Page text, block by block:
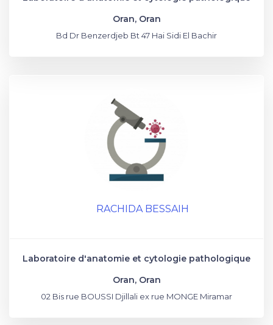
Oran, Oran
Bd Dr Benzerdjeb Bt 47 Hai Sidi El Bachir
RACHIDA BESSAIH
Laboratoire d'anatomie et cytologie pathologique
Oran, Oran
02 Bis rue BOUSSI Djillali ex rue MONGE Miramar